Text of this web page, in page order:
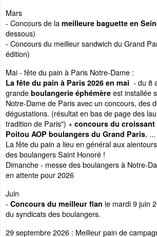
Mars
- Concours de la meilleure baguette en
dessous)
- Concours du meilleur sandwich du Grand
édition)
Mai - fête du pain à Paris Notre-Dame :
La fête du pain à Paris 2026 en mai - du 8
grande boulangerie éphémère est installée
Notre-Dame de Paris avec un concours, des
dégustations. (résultat en bas de page des
tradition de Paris") + concours du croissant
Poitou AOP boulangers du Grand Paris, ...
La fête du pain a lieu en général aux
des boulangers Saint Honoré !
Dimanche - messe des boulangers à Notre-
en attente pour 2026
Juin
- Concours du meilleur flan le mardi 9 juin
du syndicats des boulangers.
29 septembre 2026 : Meilleur pain de